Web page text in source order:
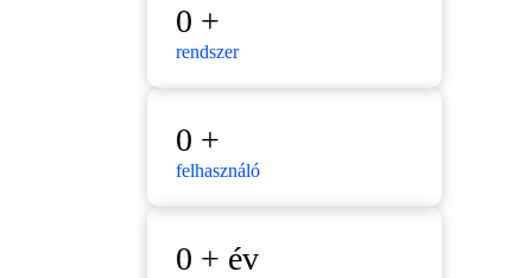
0 +
rendszer
0 +
felhasználó
0 + év